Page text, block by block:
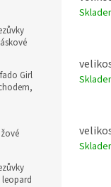
Girl
leopard